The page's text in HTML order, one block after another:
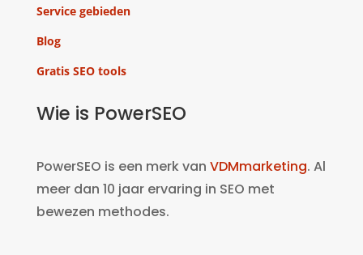
Service gebieden
Blog
Gratis SEO tools
Wie is PowerSEO
PowerSEO is een merk van VDMmarketing. Al
meer dan 10 jaar ervaring in SEO met
bewezen methodes.